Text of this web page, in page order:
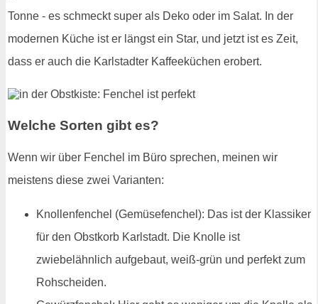
Tonne - es schmeckt super als Deko oder im Salat. In der
modernen Küche ist er längst ein Star, und jetzt ist es Zeit,
dass er auch die Karlstadter Kaffeeküchen erobert.
Welche Sorten gibt es?
Wenn wir über Fenchel im Büro sprechen, meinen wir
meistens diese zwei Varianten:
Knollenfenchel (Gemüsefenchel): Das ist der Klassiker
für den Obstkorb Karlstadt. Die Knolle ist
zwiebelähnlich aufgebaut, weiß-grün und perfekt zum
Rohscheiden.